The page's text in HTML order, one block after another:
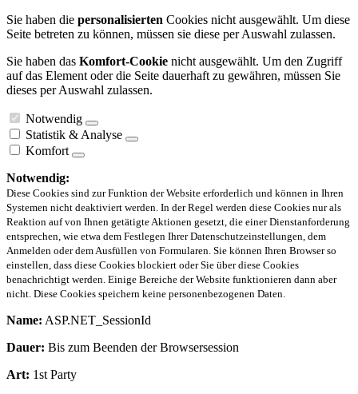
Sie haben die personalisierten Cookies nicht ausgewählt. Um diese
Seite betreten zu können, müssen sie diese per Auswahl zulassen.
Sie haben das Komfort-Cookie nicht ausgewählt. Um den Zugriff
auf das Element oder die Seite dauerhaft zu gewähren, müssen Sie
dieses per Auswahl zulassen.
Notwendig
Statistik & Analyse
Komfort
Notwendig:
Diese Cookies sind zur Funktion der Website erforderlich und können in Ihren
Systemen nicht deaktiviert werden. In der Regel werden diese Cookies nur als
Reaktion auf von Ihnen getätigte Aktionen gesetzt, die einer Dienstanforderung
entsprechen, wie etwa dem Festlegen Ihrer Datenschutzeinstellungen, dem
Anmelden oder dem Ausfüllen von Formularen. Sie können Ihren Browser so
einstellen, dass diese Cookies blockiert oder Sie über diese Cookies
benachrichtigt werden. Einige Bereiche der Website funktionieren dann aber
nicht. Diese Cookies speichern keine personenbezogenen Daten.
Name: ASP.NET_SessionId
Dauer: Bis zum Beenden der Browsersession
Art: 1st Party